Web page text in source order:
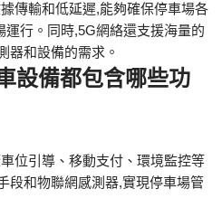
傳輸和低延遲,能夠確保停車場各
行。同時,5G網絡還支援海量的
器和設備的需求。
設備都包含哪些功
位引導、移動支付、環境監控等
段和物聯網感測器,實現停車場管